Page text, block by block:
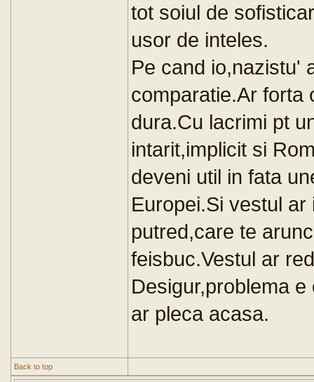
tot soiul de
usor de inteles.
Pe cand io,nazistu'
comparatie.Ar forta
dura.Cu lacrimi pt
intarit,implicit si
deveni util in fata
Europei.Si vestul
putred,care te
feisbuc.Vestul ar
Desigur,problema
ar pleca acasa.
Back to top